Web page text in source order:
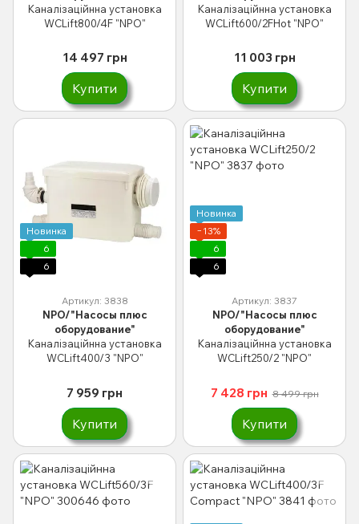
Каналізаційнна установка
WCLift800/4F "NPO"
14 497 грн
Купити
Каналізаційнна установка
WCLift600/2FHot "NPO"
11 003 грн
Купити
Новинка
6
6
Артикул: 3838
NPO/"Насосы плюс
оборудование"
Каналізаційнна установка
WCLift400/3 "NPO"
7 959 грн
Купити
Новинка
−13%
6
6
Артикул: 3837
NPO/"Насосы плюс
оборудование"
Каналізаційнна установка
WCLift250/2 "NPO"
7 428 грн 8 499 грн
Купити